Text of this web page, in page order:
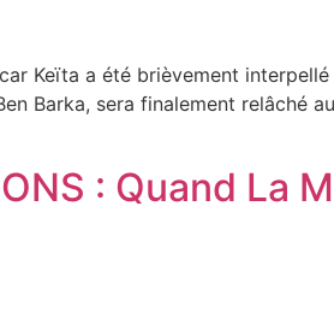
Keïta a été brièvement
Barka, sera finalement relâché
: Quand La